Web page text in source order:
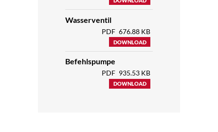
Wasserventil
PDF 676.88 KB
DOWNLOAD
Befehlspumpe
PDF 935.53 KB
DOWNLOAD